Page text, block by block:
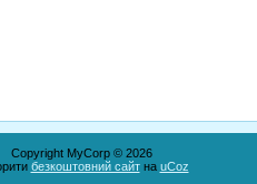
Copyright MyCorp © 2026
безкоштовний сайтна uCoz